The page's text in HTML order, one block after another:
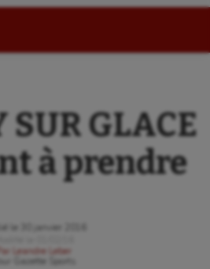
SUR GLACE
à prendre
le
30 janvier 2016
Par
Leandre Leber
Gazette Sports